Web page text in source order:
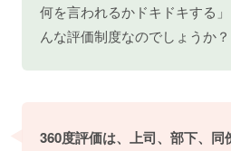
何を言われるかドキドキする
んな評価制度なのでしょうか？
360度評価は、上司、部下、